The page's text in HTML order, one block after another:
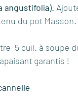
angustifolia).
du pot Masson.
5 cuil. à soupe
garantis !